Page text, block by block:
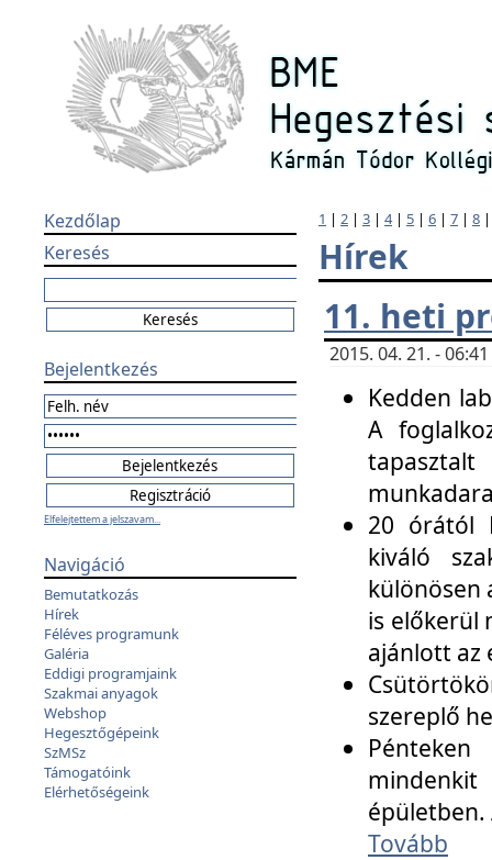
Kezdőlap
Keresés
Bejelentkezés
Elfelejtettem a jelszavam...
Navigáció
Bemutatkozás
Hírek
Féléves programunk
Galéria
Eddigi programjaink
Szakmai anyagok
Webshop
Hegesztőgépeink
SzMSz
Támogatóink
Elérhetőségeink
1 | 2 | 3 | 4| 5 | 6 | 7 | 8
Hírek
11. heti
2015. 04. 21. -
Kedden
A
20 órától
kiváló
különösen
is előkerül
ajánlott az
szereplő
épületben.
Tovább